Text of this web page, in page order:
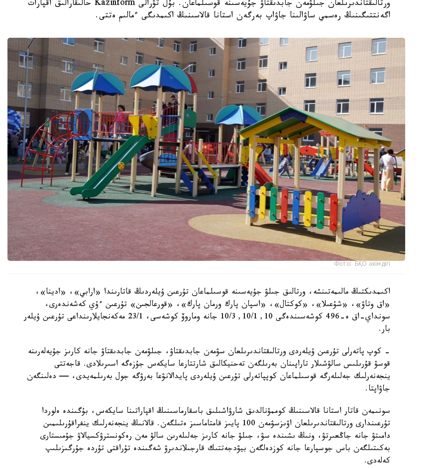
ورتالىقتاندىرىلعان جىلۋمەن جابدىقتاۋ جۇيەسىنە قوسىلماعان. بۇل تۋرالى Kazinform حالىقارالىق اقپارات
اگەنتتىگىنىڭ رەسمي ساۋالىنا جاۋاپ بەرگەن استانا قالاسىنىڭ اكىمدىگى ءمالىم ەتتى.
Фото: БҚО әкімдігі
اكىمدىكتىڭ مالىمەتىنشە، ورتالىق جىلۋ جۇيەسىنە قوسىلماعان تۇرعىن ۇيلەردىڭ قاتارىندا «ارابي»، «ادينا»،
«اق وتاۋ»، «شۇعىلا»، «كوكتال»، «اسپان پارك ورمان پارك»، «قورعالجىن» تۇرعىن ءۇي كەشەندەرى،
سونداي-اق ە-496 كوشەسىندەگى 10, 10/1, 10/3 جانە وماروۆ كوشەسى، 23/1 مەكەنجايلارىنداعى تۇرعىن ۇيلەر
بار.
- كوپ پاتەرلى تۇرعىن ۇيلەردى ورتالىقتاندىرىلعان سۋمەن جابدىقتاۋ، جىلۋمەن جابدىقتاۋ جانە كارىز جۇيەلەرىنە
قوسۋ قۇرىلىس سالۋشىلار تاراپىنان بەرىلگەن تەحنيكالىق شارتتارعا سايكەس جۇزەگە اسىرىلادى. قاجەتتى
ينجەنەرلىك جەلىلەرگە قوسىلماعان كوپپاتەرلى تۇرعىن ۇيلەردى پايدالانۋعا بەرۋگە جول بەرىلمەيدى، — دەلىنگەن
جاۋاپتا.
سونىمەن قاتار استانا قالاسىنىڭ كوممۋنالدىق شارۋاشىلىق باسقارماسىنىڭ اقپاراتىنا سايكەس، بۇگىندە ەلوردا
تۇرعىندارى ورتالىقتاندىرىلعان اۋىزسۋمەن 100 پايىز قامتاماسىز ەتىلگەن. قالانىڭ ينجەنەرلىك ينفراقۇرىلىمىن
دامىتۋ جانە جاڭعىرتۋ، ونىڭ ىشىندە سۋ، جىلۋ جانە كارىز جەلىلەرىن سالۋ مەن رەكونسترۋكسيالاۋ جۇمىستارى
بەكىتىلگەن باس جوسپارعا جانە كوزدەلگەن بيۋدجەتتىك قارجىلاندىرۋ شەگىندە تۇراقتى تۇردە جۇرگىزىلىپ
كەلەدى.